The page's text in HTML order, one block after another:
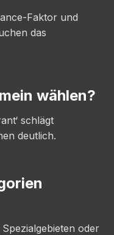
Faktor und
das
wählen?
schlägt
deutlich.
oder